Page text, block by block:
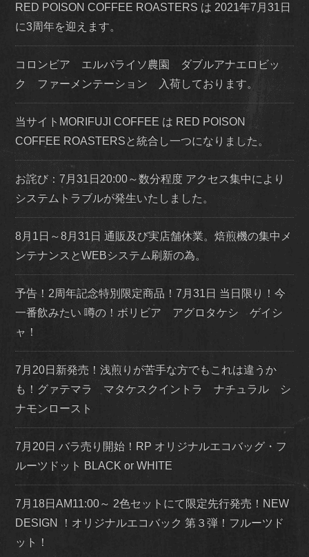
RED POISON COFFEE ROASTERS は 2021年7月31日
に3周年を迎えます。
コロンビア エルパライソ農園 ダブルアナエロビッ
ク ファーメンテーション 入荷しております。
当サイトMORIFUJI COFFEE は RED POISON
COFFEE ROASTERSと統合し一つになりました。
お詫び：7月31日20:00～数分程度 アクセス集中により
システムトラブルが発生いたしました。
8月1日～8月31日 通販及び実店舗休業。焙煎機の集中メ
ンテナンスとWEBシステム刷新の為。
予告！2周年記念特別限定商品！7月31日 当日限り！今
一番飲みたい 噂の！ボリビア アグロタケシ ゲイシ
ャ！
7月20日新発売！浅煎りが苦手な方でもこれは違うか
も！グァテマラ マタケスクイントラ ナチュラル シ
ナモンロースト
7月20日 バラ売り開始！RP オリジナルエコバッグ・フ
ルーツドット BLACK or WHITE
7月18日AM11:00～ 2色セットにて限定先行発売！NEW
DESIGN ！オリジナルエコバック 第３弾！フルーツド
ット！